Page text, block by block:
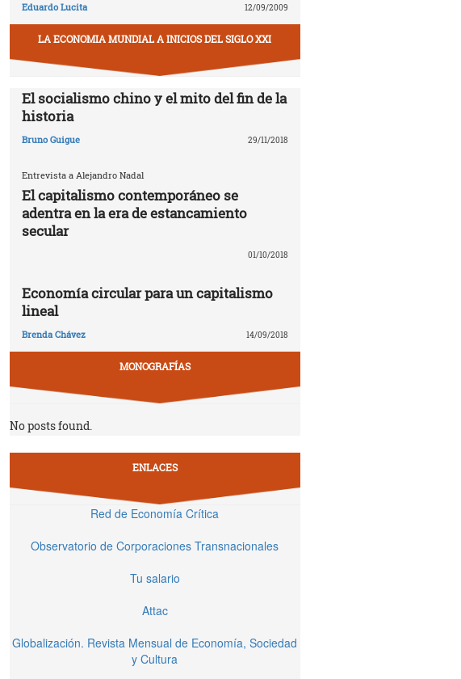
Eduardo Lucita 12/09/2009
LA ECONOMIA MUNDIAL A INICIOS DEL SIGLO XXI
El socialismo chino y el mito del fin de la
historia
Bruno Guigue 29/11/2018
Entrevista a Alejandro Nadal
El capitalismo contemporáneo se
adentra en la era de estancamiento
secular
01/10/2018
Economía circular para un capitalismo
lineal
Brenda Chávez 14/09/2018
MONOGRAFÍAS
No posts found.
ENLACES
Red de Economía Crítica
Observatorio de Corporaciones Transnacionales
Tu salario
Attac
Globalización. Revista Mensual de Economía, Sociedad
y Cultura